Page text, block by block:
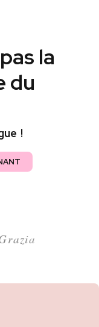
la
du
!